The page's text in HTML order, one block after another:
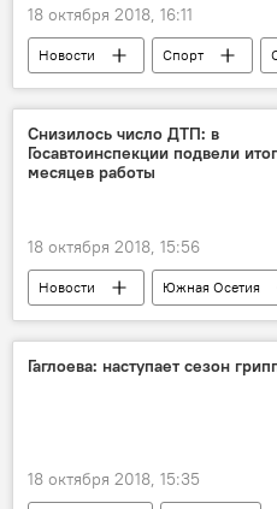
18 октября 2018, 16:11
Новости Спорт
Мурат Гассиев
Снизилось число ДТП: в
Госавтоинспекции подвели
месяцев работы
18 октября 2018, 15:56
Новости Южная Осетия
Гаглоева: наступает сезон
18 октября 2018, 15:35